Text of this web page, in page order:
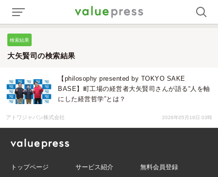
検索結果
大矢賢司の検索結果
【philosophy presented by TOKYO SAKE
BASE】町工場の経営者大矢賢司さんが語る“人を軸
にした経営哲学”とは？
アトワジャパン株式会社 2026年05月19日 03時
トップページ サービス紹介
無料会員登録